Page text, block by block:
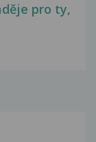
pro ty,